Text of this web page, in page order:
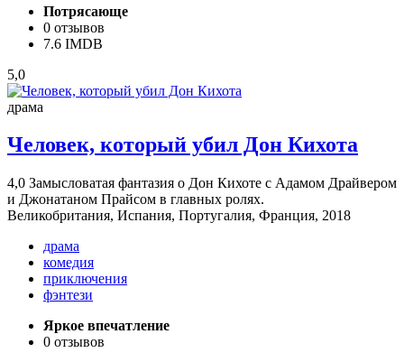
Потрясающе
0 отзывов
7.6 IMDB
5,0
драма
Человек, который убил Дон Кихота
4,0 Замысловатая фантазия о Дон Кихоте с Адамом Драйвером
и Джонатаном Прайсом в главных ролях.
Великобритания, Испания, Португалия, Франция, 2018
драма
комедия
приключения
фэнтези
Яркое впечатление
0 отзывов